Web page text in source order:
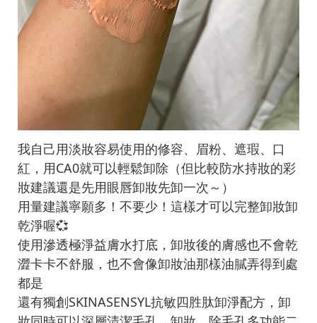
我自己用淡妝容易使用的修容、眉粉、遮瑕、口
紅，用CA0就可以輕鬆卸除（但比較防水持妝的彩
妝建議還是先用眼唇卸妝先卸一次～）
用量建議寧願多！不要少！這樣才可以完整卸妝卸
乾淨喔💞
使用滲透極淨益膚水打底，卸妝後的膚感也不會乾
澀卡卡不舒服，也不會像卸妝油那樣油膩弄得到處
都是
還有獨創SKINASENSYL抗敏四胜肽卸淨配方，卸